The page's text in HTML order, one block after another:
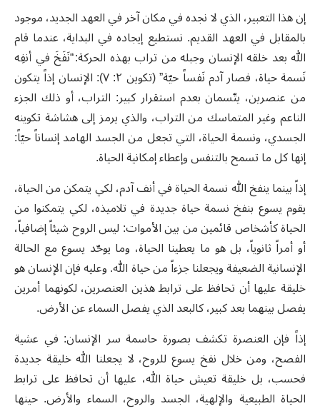
إن هذا التعبير، الذي لا نجده في مكان آخر في العهد الجديد، موجود
بالمقابل في العهد القديم. نستطيع إيجاده في البداية، عندما قام
الله بعد خلقه الإنسان وجبله من تراب بهذه الحركة: “نَفَخَ في أنفِه
نَسمة حياة، فصار آدم نَفساً حيّة” (تكوين ٢: ٧): الإنسان إذاً يتكون
من عنصرين، يتّسمان بعدم استقرار كبير: التراب، أو ذلك الجزء
الناعم وغير المتماسك من التراب، والذي يرمز إلى هشاشة تكوينه
الجسدي، ونسمة الحياة، التي تجعل من الجسد الهامد إنساناً حيّاً:
إنها كل ما تسمح بالتنفس وإعطاء إمكانية الحياة.
إذاً بينما ينفخ الله نسمة الحياة في أنف آدم، لكي يتمكن من الحياة،
يقوم يسوع بنفخ نسمة حياة جديدة في تلاميذه، لكي يتمكنوا من
الحياة كأشخاص قائمين من بين الأموات: ليس الروح شيئاً إضافياً،
أو أمراً ثانوياً، بل هو ما يعطينا الحياة، وما يوحّد يسوع مع الحالة
الإنسانية الضعيفة ويجعلنا جزءاً من حياة الله. وعليه فإن الإنسان هو
خليقة عليها أن تحافظ على ترابط هذين العنصرين، لكونهما أمرين
يفصل بينهما بعد كبير، كالبعد الذي يفصل السماء عن الأرض.
إذاً فإن العنصرة تكشف بصورة حاسمة سر الإنسان: في عشية
الفصح، ومن خلال نفخ يسوع للروح، لا يجعلنا الله خليقة جديدة
فحسب، بل خليقة تعيش حياة الله، عليها أن تحافظ على ترابط
الحياة الطبيعية والإلهية، الجسد والروح، السماء والأرض. حينها